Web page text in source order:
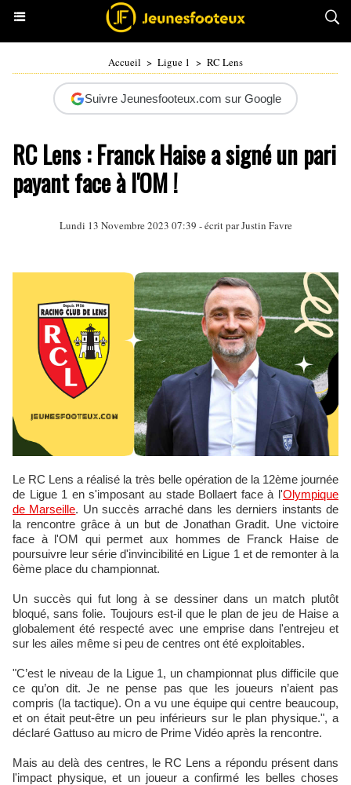
Accueil > Ligue 1 > RC Lens
Suivre Jeunesfooteux.com sur Google
RC Lens : Franck Haise a signé un pari
payant face à l'OM !
Lundi 13 Novembre 2023 07:39 - écrit parJustin Favre
Le RC Lens a réalisé la très belle opération de la 12ème journée
de Ligue 1 en s'imposant au stade Bollaert face à l'Olympique
de Marseille. Un succès arraché dans les derniers instants de
la rencontre grâce à un but de Jonathan Gradit. Une victoire
face à l'OM qui permet aux hommes de Franck Haise de
poursuivre leur série d'invincibilité en Ligue 1 et de remonter à la
6ème place du championnat.
Un succès qui fut long à se dessiner dans un match plutôt
bloqué, sans folie. Toujours est-il que le plan de jeu de Haise a
globalement été respecté avec une emprise dans l'entrejeu et
sur les ailes même si peu de centres ont été exploitables.
"C’est le niveau de la Ligue 1, un championnat plus difficile que
ce qu’on dit. Je ne pense pas que les joueurs n’aient pas
compris (la tactique). On a vu une équipe qui centre beaucoup,
et on était peut-être un peu inférieurs sur le plan physique.", a
déclaré Gattuso au micro de Prime Vidéo après la rencontre.
Mais au delà des centres, le RC Lens a répondu présent dans
l'impact physique, et un joueur a confirmé les belles choses